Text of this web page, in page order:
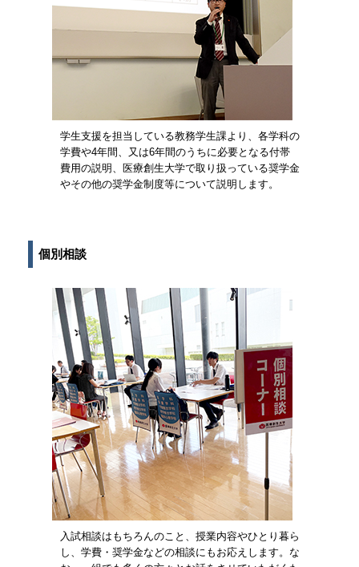
「お母さんのおなかの中の赤ちゃんはどの
ように成長するの？」
「赤ちゃんが元気かどうかは何でわかる
の？」
「妊婦さん体験コーナー」
「災害時のけがの手当て」
■施設紹介ツアー
■教員＆在学生個別相談
「どんな検査を行うの？作業療法の検査体験コ
■施設紹介ツアー
■ベテラン教員への質問・相談コーナー
■在学生への質問・相談コーナー
■施設紹介ツアー
■教員による個別相談
～」
「わかりやすい情報のデザイン」
■学科体験
「注意！！見えてるつもりで、見えてな
「心の距離を測ってみよう」
「心理アセスメント体験」
「不思議な錯覚の部屋へようこそ」
「錯覚を作って遊ぼう」
■施設紹介ツアー
学生支援を担当している教務学生課より、各学科の
学費や4年間、又は6年間のうちに必要となる付帯
費用の説明、医療創生大学で取り扱っている奨学金
やその他の奨学金制度等について説明します。
個別相談
入試相談はもちろんのこと、授業内容やひとり暮ら
し、学費・奨学金などの相談にもお応えします。な